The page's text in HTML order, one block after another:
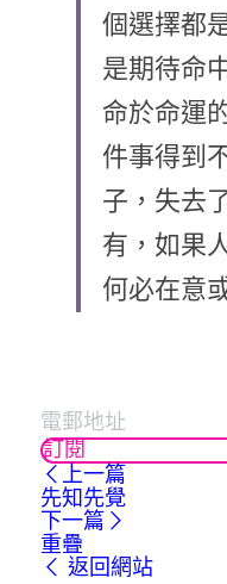
個選擇都
是期待命
命於命運
件事得到
子，失去
有，如果
何必在意
訂閱
上一篇
先知先覺
下一篇
重疊
返回網站